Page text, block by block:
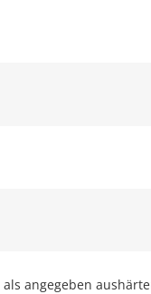
angegeben